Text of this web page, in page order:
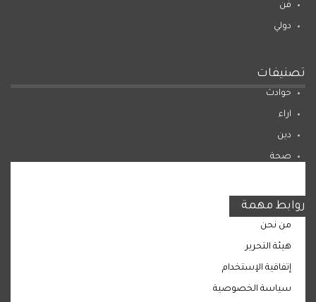
فن
دولي
تصنيفات
حوادث
اراء
دين
صحة
روابط مهمة
من نحن
هيئة التحرير
إتفاقية الإستخدام
سياسة الخصوصية